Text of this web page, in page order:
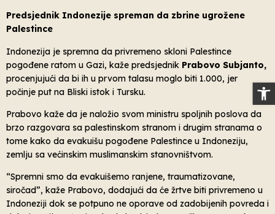
Predsjednik Indonezije spreman da zbrine ugrožene
Palestince
Indonezija je spremna da privremeno skloni Palestince
pogođene ratom u Gazi, kaže predsjednik Prabovo Subjanto,
procenjujući da bi ih u prvom talasu moglo biti 1.000, jer
počinje put na Bliski istok i Tursku.
Prabovo kaže da je naložio svom ministru spoljnih poslova da
brzo razgovara sa palestinskom stranom i drugim stranama o
tome kako da evakuišu pogođene Palestince u Indoneziju,
zemlju sa većinskim muslimanskim stanovništvom.
“Spremni smo da evakuišemo ranjene, traumatizovane,
siročad”, kaže Prabovo, dodajući da će žrtve biti privremeno u
Indoneziji dok se potpuno ne oporave od zadobijenih povreda i